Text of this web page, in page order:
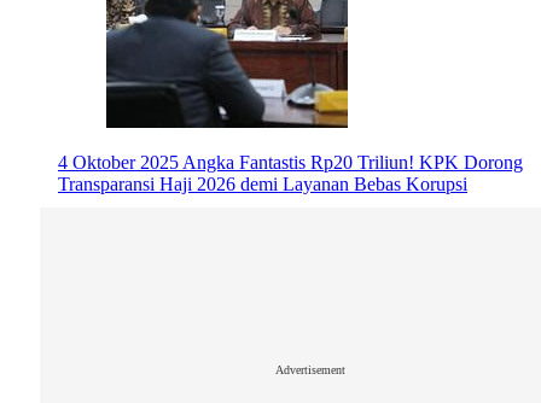
4 Oktober 2025 Angka Fantastis Rp20 Triliun! KPK Dorong
Transparansi Haji 2026 demi Layanan Bebas Korupsi
Advertisement